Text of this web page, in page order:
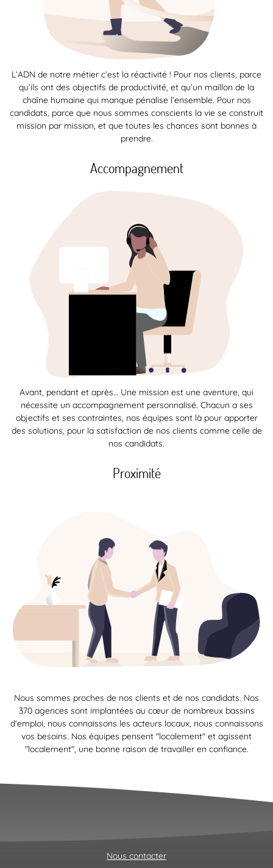
L’ADN de notre métier c’est la réactivité ! Pour nos clients, parce
qu’ils ont des objectifs de productivité, et qu’un maillon de la
chaîne humaine qui manque pénalise l’ensemble. Pour nos
candidats, parce que nous sommes conscients la vie se construit
mission par mission, et que toutes les chances sont bonnes à
prendre.
Accompagnement
Avant, pendant et après… Une mission est une aventure, qui
nécessite un accompagnement personnalisé. Chacun a ses
objectifs et ses contraintes, nos équipes sont là pour apporter
des solutions, pour la satisfaction de nos clients comme celle de
nos candidats.
Proximité
Nous sommes proches de nos clients et de nos candidats. Nos
370 agences sont implantées au cœur de nombreux bassins
d’emploi, nous connaissons les acteurs locaux, nous connaissons
vos besoins. Nos équipes pensent "localement" et agissent
"localement", une bonne raison de travailler en confiance.
Nous contacter